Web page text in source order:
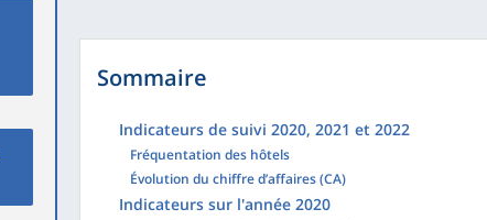
Sommaire
Indicateurs de suivi 2020, 2021 et 2022
Fréquentation des hôtels
Évolution du chiffre d’affaires (CA)
Indicateurs sur l'année 2020